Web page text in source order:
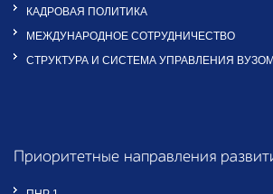
КАДРОВАЯ ПОЛИТИКА
МЕЖДУНАРОДНОЕ СОТРУДНИЧЕСТВО
СТРУКТУРА И СИСТЕМА УПРАВЛЕНИЯ ВУЗОМ
Приоритетные направления